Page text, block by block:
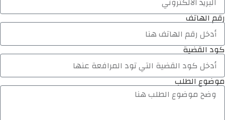
رقم الهاتف
كود القضية
موضوع الطلب